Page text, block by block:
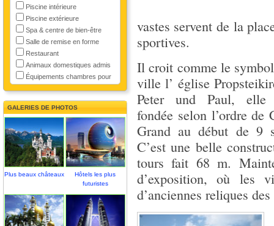
Piscine intérieure
Piscine extérieure
Spa & centre de bien-être
Salle de remise en forme
Restaurant
Animaux domestiques admis
Équipements chambres pour
GALERIES DE PHOTOS
Plus beaux châteaux
Hôtels les plus
futuristes
vastes servent de la
sportives.
Il croit comme le
ville l’ église
Peter und Paul,
fondée selon l’ordre de
Grand au début de 9
C’est une belle
tours fait 68 m.
d’exposition, où les
d’anciennes reliques